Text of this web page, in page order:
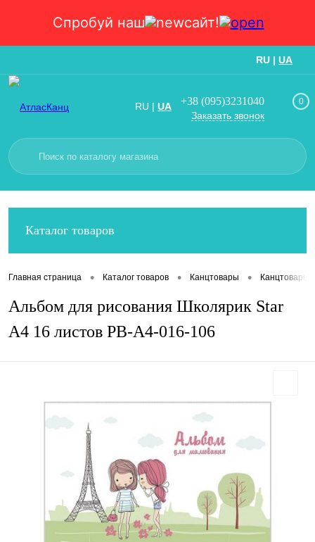
Спробуй наш сайт!
RU | UA
RU | UA +38 (095)3231040
Заказать звонок
0
Каталог товаров
Главная страница • Каталог товаров • Канцтовары • Канцтовары
Альбом для рисования Школярик Star
А4 16 листов РВ-А4-016-106